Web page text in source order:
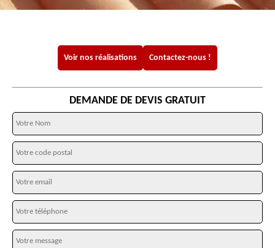
Voir nos réalisations Contactez-nous !
DEMANDE DE DEVIS GRATUIT